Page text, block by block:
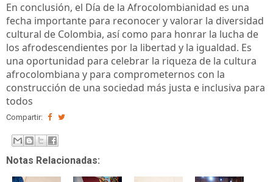
En conclusión, el Día de la Afrocolombianidad es una
fecha importante para reconocer y valorar la diversidad
cultural de Colombia, así como para honrar la lucha de
los afrodescendientes por la libertad y la igualdad. Es
una oportunidad para celebrar la riqueza de la cultura
afrocolombiana y para comprometernos con la
construcción de una sociedad más justa e inclusiva para
todos
Compartir:
Notas Relacionadas: